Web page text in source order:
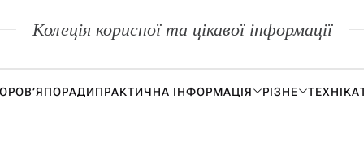
Колеція корисної та цікавої інформації
ПОРАДИПРАКТИЧНА ІНФОРМАЦІЯ РІЗНЕ ТЕХНІКА